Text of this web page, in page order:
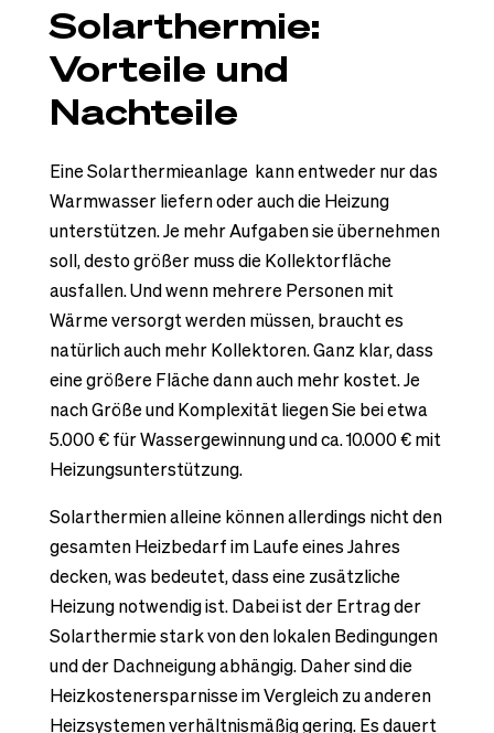
Solarthermie:
Vorteile und
Nachteile
Eine Solarthermieanlage kann entweder nur das
Warmwasser liefern oder auch die Heizung
unterstützen. Je mehr Aufgaben sie übernehmen
soll, desto größer muss die Kollektorfläche
ausfallen. Und wenn mehrere Personen mit
Wärme versorgt werden müssen, braucht es
natürlich auch mehr Kollektoren. Ganz klar, dass
eine größere Fläche dann auch mehr kostet. Je
nach Größe und Komplexität liegen Sie bei etwa
5.000 € für Wassergewinnung und ca. 10.000 € mit
Heizungsunterstützung.
Solarthermien alleine können allerdings nicht den
gesamten Heizbedarf im Laufe eines Jahres
decken, was bedeutet, dass eine zusätzliche
Heizung notwendig ist. Dabei ist der Ertrag der
Solarthermie stark von den lokalen Bedingungen
und der Dachneigung abhängig. Daher sind die
Heizkostenersparnisse im Vergleich zu anderen
Heizsystemen verhältnismäßig gering. Es dauert